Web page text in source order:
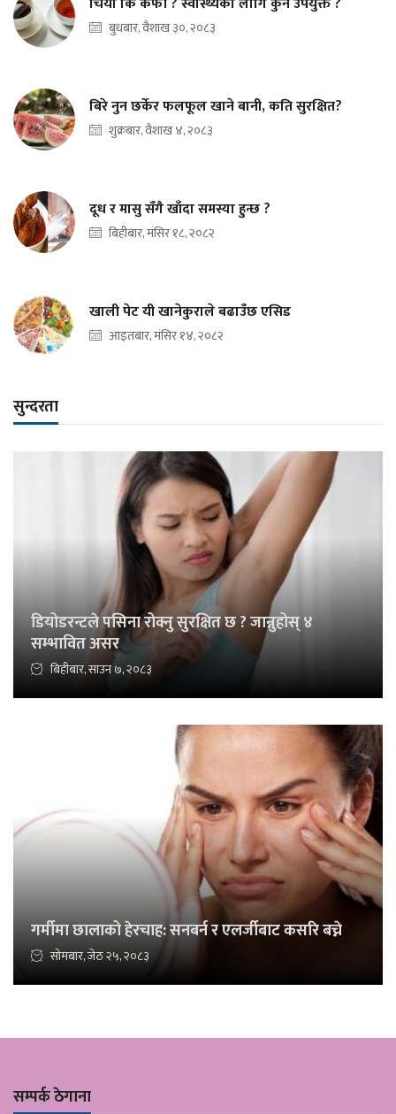
बुधबार, वैशाख ३०, २०८३
बिरे नुन छर्केर फलफूल खाने बानी, कति सुरक्षित?
शुक्रबार, वैशाख ४, २०८३
दूध र मासु सँगै खाँदा समस्या हुन्छ ?
बिहीबार, मंसिर १८, २०८२
खाली पेट यी खानेकुराले बढाउँछ एसिड
आइतबार, मंसिर १४, २०८२
सुन्दरता
डियोडरन्टले पसिना रोक्नु सुरक्षित छ ? जान्नुहोस् ४
सम्भावित असर
बिहीबार, साउन ७, २०८३
गर्मीमा छालाको हेरचाह: सनबर्न र एलर्जीबाट कसरि बच्ने
सोमबार, जेठ २५, २०८३
सम्पर्क ठेगाना